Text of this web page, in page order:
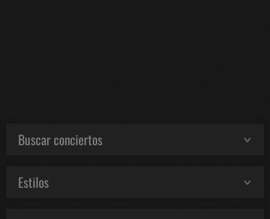
Buscar conciertos
Estilos